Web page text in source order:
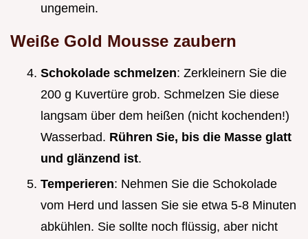
ungemein.
Weiße Gold Mousse zaubern
Schokolade schmelzen: Zerkleinern Sie die
200 g Kuvertüre grob. Schmelzen Sie diese
langsam über dem heißen (nicht kochenden!)
Wasserbad. Rühren Sie, bis die Masse glatt
und glänzend ist.
Temperieren: Nehmen Sie die Schokolade
vom Herd und lassen Sie sie etwa 5-8 Minuten
abkühlen. Sie sollte noch flüssig, aber nicht